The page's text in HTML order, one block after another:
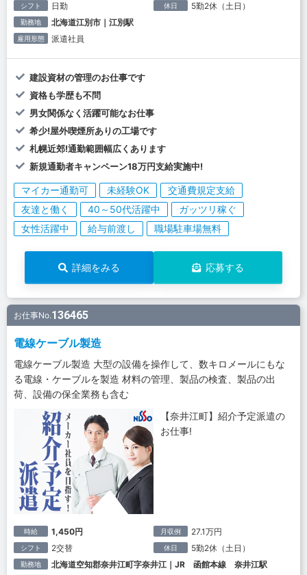
シフト 日勤 休日 5勤2休（土日）
勤務地 北海道江別市｜江別駅
雇用形態 派遣社員
建設資材の管理のお仕事です
資格も学歴も不問
男女関係なく活躍可能なお仕事
希少!屋外喫煙所ありの工場です
札幌近郊!通勤範囲幅広くあります
新規通勤者キャンペーン18万円支給実施中!
マイカー通勤可 未経験OK
交通費規定支給
友達と働く
40～50代活躍中
ガッツリ稼ぐ
女性活躍中
給与前渡し 職場駐車場無料
詳細をみる 応募する
お仕事No.136465
電線ケーブル製造
電線ケーブル製造 大型の設備を操作して、数キロメールにもな
る電線・ケーブルを製造 材料の管理、製品の検査、製品の出
荷、設備の保全業務も含む
【奈井江町】紹介予定派遣の
お仕事!
時給 1,450円 月収例 27.1万円
シフト 2交替 休日 5勤2休（土日）
勤務地 北海道空知郡奈井江町字奈井江｜JR 函館本線 奈井江駅